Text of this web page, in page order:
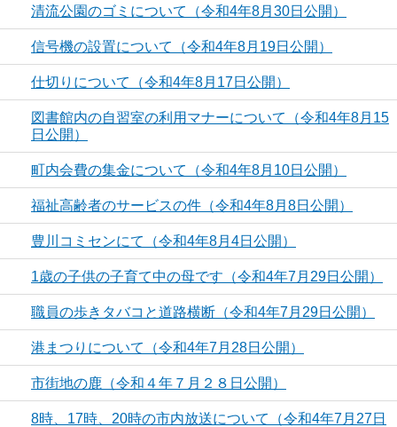
清流公園のゴミについて（令和4年8月30日公開）
信号機の設置について（令和4年8月19日公開）
仕切りについて（令和4年8月17日公開）
図書館内の自習室の利用マナーについて（令和4年8月15
日公開）
町内会費の集金について（令和4年8月10日公開）
福祉高齢者のサービスの件（令和4年8月8日公開）
豊川コミセンにて（令和4年8月4日公開）
1歳の子供の子育て中の母です（令和4年7月29日公開）
職員の歩きタバコと道路横断（令和4年7月29日公開）
港まつりについて（令和4年7月28日公開）
市街地の鹿（令和４年７月２８日公開）
8時、17時、20時の市内放送について（令和4年7月27日